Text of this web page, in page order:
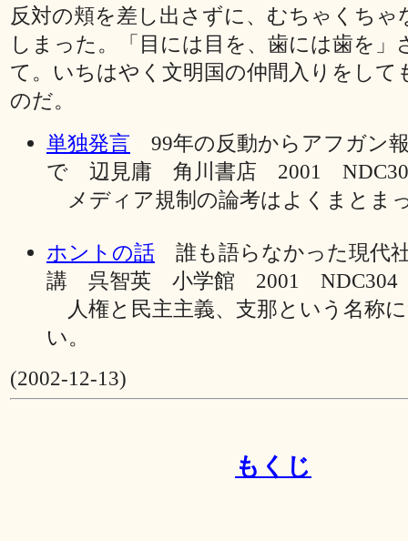
反対の頬を差し出さずに、むちゃくちゃ
しまった。「目には目を、歯には歯を」
て。いちはやく文明国の仲間入りをして
のだ。
単独発言 99年の反動からアフガン
で 辺見庸 角川書店 2001
メディア規制の論考はよくまとま
ホントの話 誰も語らなかった現代
講 呉智英 小学館 2001 NDC304
人権と民主主義、支那という名称
い。
(2002-12-13)
もくじ